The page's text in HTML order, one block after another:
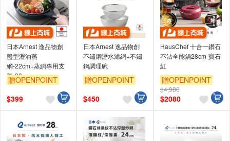
日本Arnest 逸品物創
盤型瀝油蒸
網-22cm+蒸網專用支
架-22cm
贈OPENPOINT
$399
日本Arnest 逸品物創
不鏽鋼瀝水濾網+不鏽
鋼調理碗
贈OPENPOINT
$450
HausChef 十合一鑽石
不沾全能鍋28cm-寶石
紅
贈OPENPOINT
$4,980
$2080